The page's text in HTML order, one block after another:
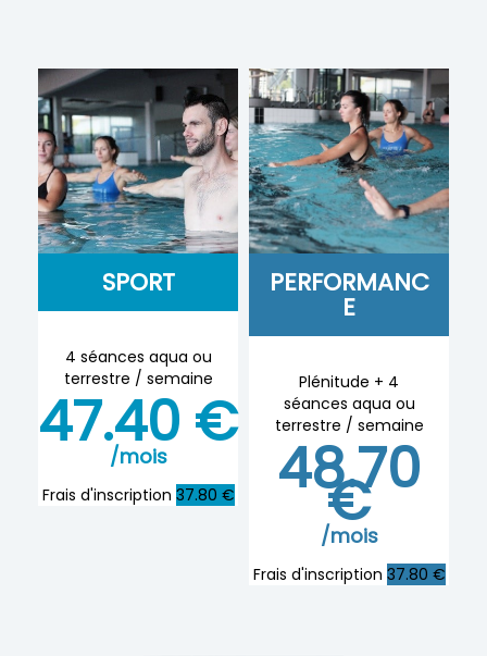
SPORT
4 séances aqua ou
terrestre / semaine
47.40 €
/mois
Frais d'inscription 37.80 €
PERFORMANC
E
Plénitude + 4
séances aqua ou
terrestre / semaine
48.70
€
/mois
Frais d'inscription 37.80 €